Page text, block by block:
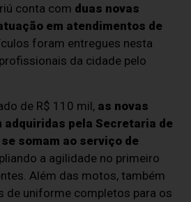
conta com duas novas
em atendimentos de
foram entregues nesta
da cidade pelo
de R$ 110 mil, as novas
pela Secretaria de
somam ao serviço de
a agilidade no primeiro
Além das motos, também
de uniforme completos para os